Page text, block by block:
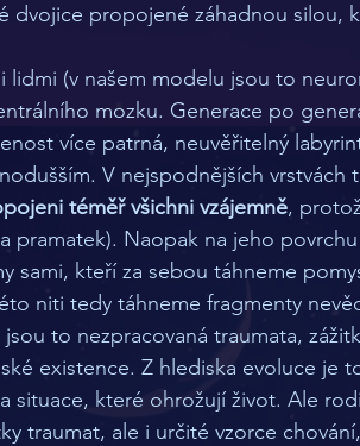
dvojice propojené záhadnou silou,
mozku. Generace po
více patrná, neuvěřitelný
V nejspodnějších
téměř všichni vzájemně,
pramatek). Naopak na jeho
sami, kteří za sebou táhneme
niti tedy táhneme fragmenty
to nezpracovaná traumata,
existence. Z hlediska evoluce je
situace, které ohrožují život. Ale
traumat, ale i určité vzorce